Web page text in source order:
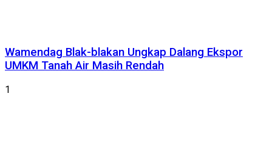
Wamendag Blak-blakan Ungkap Dalang Ekspor
UMKM Tanah Air Masih Rendah
1